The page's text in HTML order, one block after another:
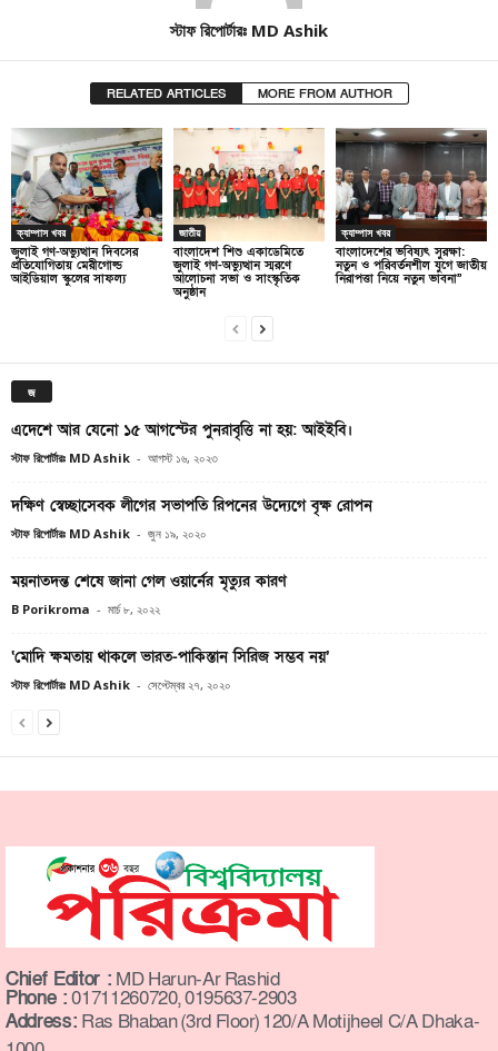
স্টাফ রিপোর্টারঃ MD Ashik
RELATED ARTICLES MORE FROM AUTHOR
ক্যাম্পাস খবর
জুলাই গণ-অভ্যুত্থান দিবসের
প্রতিযোগিতায় মেরীগোল্ড
আইডিয়াল স্কুলের সাফল্য
জাতীয়
বাংলাদেশ শিশু একাডেমিতে
জুলাই গণ-অভ্যুত্থান স্মরণে
আলোচনা সভা ও সাংস্কৃতিক
অনুষ্ঠান
ক্যাম্পাস খবর
বাংলাদেশের ভবিষ্যৎ সুরক্ষা:
নতুন ও পরিবর্তনশীল যুগে জাতীয়
নিরাপত্তা নিয়ে নতুন ভাবনা”
জ
এদেশে আর যেনো ১৫ আগস্টের পুনরাবৃত্তি না হয়: আইইবি।
স্টাফ রিপোর্টারঃ MD Ashik - আগস্ট ১৬, ২০২৩
দক্ষিণ স্বেচ্ছাসেবক লীগের সভাপতি রিপনের উদ্যেগে বৃক্ষ রোপন
স্টাফ রিপোর্টারঃ MD Ashik - জুন ১৯, ২০২০
ময়নাতদন্ত শেষে জানা গেল ওয়ার্নের মৃত্যুর কারণ
B Porikroma - মার্চ ৮, ২০২২
‘মোদি ক্ষমতায় থাকলে ভারত-পাকিস্তান সিরিজ সম্ভব নয়’
স্টাফ রিপোর্টারঃ MD Ashik - সেপ্টেম্বর ২৭, ২০২০
Chief Editor : MD Harun-Ar Rashid
Phone :01711260720, 0195637-2903
Address: Ras Bhaban (3rd Floor) 120/A Motijheel C/A Dhaka-